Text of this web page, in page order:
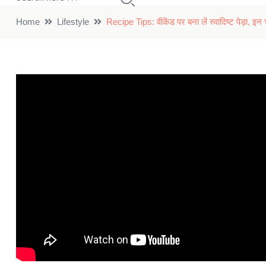
Home Lifestyle Recipe Tips: वीकेंड पर बना लें स्वादिष्ट पेड़ा, इन